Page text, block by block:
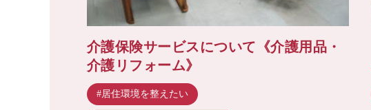
介護保険サービスについて《介護用品・
介護リフォーム》
#居住環境を整えたい